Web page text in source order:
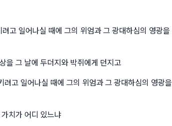
고 일어나실 때에 그의 위엄과 그 광대하심의 영광을
을 그 날에 두더지와 박쥐에게 던지고
고 일어나실 때에 그의 위엄과 그 광대하심의 영광을
치가 어디 있느냐